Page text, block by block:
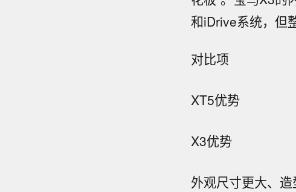
和iDrive系统，但
对比项
XT5优势
X3优势
外观尺寸更大、